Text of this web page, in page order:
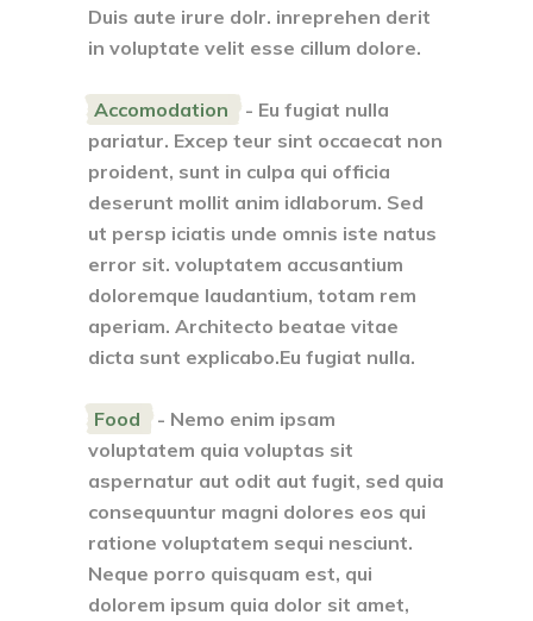
Duis aute irure dolr. inreprehen derit
in voluptate velit esse cillum dolore.
Accomodation - Eu fugiat nulla
pariatur. Excep teur sint occaecat non
proident, sunt in culpa qui officia
deserunt mollit anim idlaborum. Sed
ut persp iciatis unde omnis iste natus
error sit. voluptatem accusantium
doloremque laudantium, totam rem
aperiam. Architecto beatae vitae
dicta sunt explicabo.Eu fugiat nulla.
Food - Nemo enim ipsam
voluptatem quia voluptas sit
aspernatur aut odit aut fugit, sed quia
consequuntur magni dolores eos qui
ratione voluptatem sequi nesciunt.
Neque porro quisquam est, qui
dolorem ipsum quia dolor sit amet,